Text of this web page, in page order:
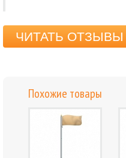
ЧИТАТЬ ОТЗЫВЫ
Похожие товары